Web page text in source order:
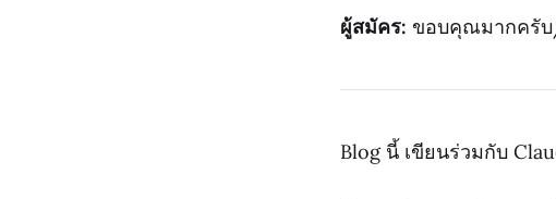
ผู้สมัคร: ขอบคุณมากครั
Blog นี้ เขียนร่วมกับ